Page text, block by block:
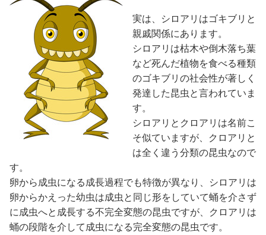
実は、シロアリはゴキブリと
親戚関係にあります。
シロアリは枯木や倒木落ち葉
など死んだ植物を食べる種類
のゴキブリの社会性が著しく
発達した昆虫と言われていま
す。
シロアリとクロアリは名前こ
そ似ていますが、クロアリと
は全く違う分類の昆虫なので
す。
卵から成虫になる成長過程でも特徴が異なり、シロアリは
卵からかえった幼虫は成虫と同じ形をしていて蛹を介さず
に成虫へと成長する不完全変態の昆虫ですが、クロアリは
蛹の段階を介して成虫になる完全変態の昆虫です。